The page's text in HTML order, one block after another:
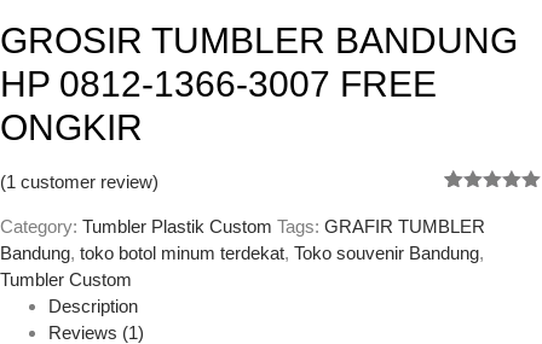
GROSIR TUMBLER BANDUNG
HP 0812-1366-3007 FREE
ONGKIR
out of 5
customer
(1 customer review)
Category: Tumbler Plastik Custom Tags: GRAFIR TUMBLER
Bandung, toko botol minum terdekat, Toko souvenir Bandung,
Tumbler Custom
Description
Reviews (1)